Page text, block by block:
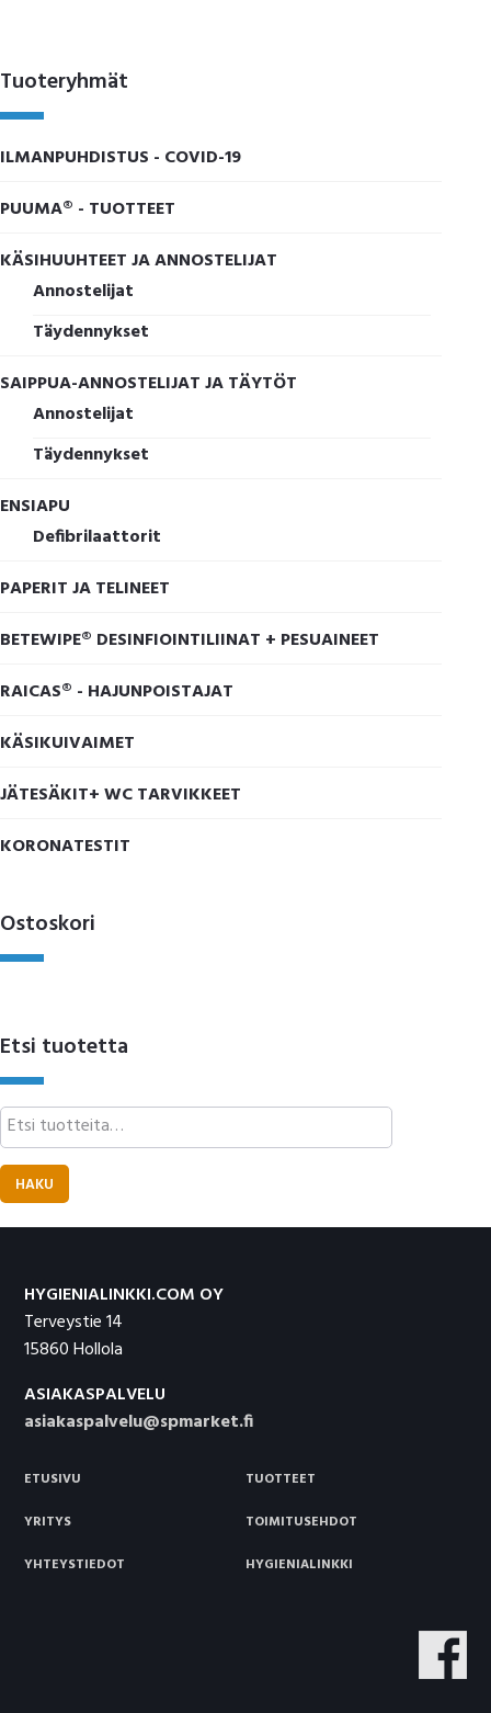
Ensisijainen
sivupalkki
Tuoteryhmät
ILMANPUHDISTUS - COVID-19
PUUMA® - TUOTTEET
KÄSIHUUHTEET JA ANNOSTELIJAT
Annostelijat
Täydennykset
SAIPPUA-ANNOSTELIJAT JA TÄYTÖT
Annostelijat
Täydennykset
ENSIAPU
Defibrilaattorit
PAPERIT JA TELINEET
BETEWIPE® DESINFIOINTILIINAT + PESUAINEET
RAICAS® - HAJUNPOISTAJAT
KÄSIKUIVAIMET
JÄTESÄKIT+ WC TARVIKKEET
KORONATESTIT
Ostoskori
Etsi tuotetta
Etsi:
HAKU
HYGIENIALINKKI.COM OY
Terveystie 14
15860 Hollola
ASIAKASPALVELU
asiakaspalvelu@spmarket.fi
ETUSIVU
TUOTTEET
YRITYS
TOIMITUSEHDOT
YHTEYSTIEDOT
HYGIENIALINKKI